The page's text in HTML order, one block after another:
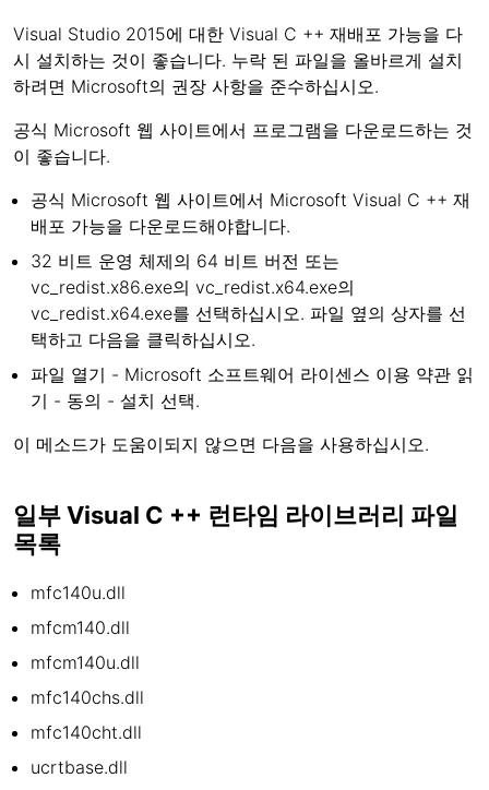
Visual Studio 2015에 대한 Visual C ++ 재배포 가능을 다
시 설치하는 것이 좋습니다. 누락 된 파일을 올바르게 설치
하려면 Microsoft의 권장 사항을 준수하십시오.
공식 Microsoft 웹 사이트에서 프로그램을 다운로드하는 것
이 좋습니다.
공식 Microsoft 웹 사이트에서 Microsoft Visual C ++ 재
배포 가능을 다운로드해야합니다.
32 비트 운영 체제의 64 비트 버전 또는
vc_redist.x86.exe의 vc_redist.x64.exe의
vc_redist.x64.exe를 선택하십시오. 파일 옆의 상자를 선
택하고 다음을 클릭하십시오.
파일 열기 - Microsoft 소프트웨어 라이센스 이용 약관 읽
기 - 동의 - 설치 선택.
이 메소드가 도움이되지 않으면 다음을 사용하십시오.
일부 Visual C ++ 런타임 라이브러리 파일
목록
mfc140u.dll
mfcm140.dll
mfcm140u.dll
mfc140chs.dll
mfc140cht.dll
ucrtbase.dll